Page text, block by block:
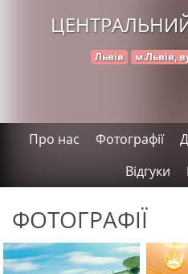
Львів м.Львів,
Про нас Фотографії
Відгуки
ФОТОГРАФІЇ